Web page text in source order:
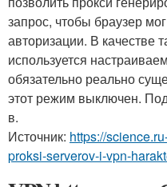
запрос, чтобы браузер
авторизации. В качестве
используется
обязательно реально
этот режим выключен.
в.
Источник: https://
proksi-serverov-i-vpn-